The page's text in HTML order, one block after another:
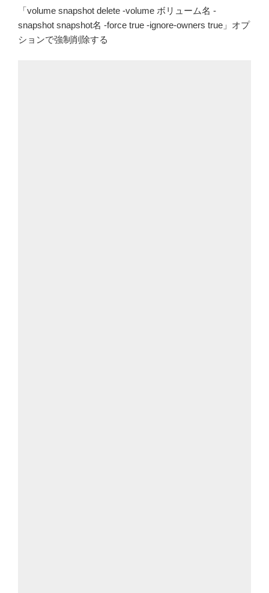
「volume snapshot delete -volume ボリューム名 -
snapshot snapshot名 -force true -ignore-owners true」オプ
ションで強制削除する